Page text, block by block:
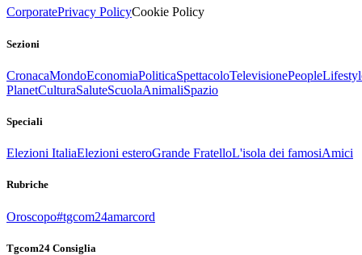
CorporatePrivacy PolicyCookie Policy
Sezioni
CronacaMondoEconomiaPoliticaSpettacoloTelevisionePeople
PlanetCulturaSaluteScuolaAnimaliSpazio
Speciali
Elezioni ItaliaElezioni esteroGrande FratelloL'isola dei famosiAmici
Rubriche
Oroscopo#tgcom24amarcord
Tgcom24 Consiglia